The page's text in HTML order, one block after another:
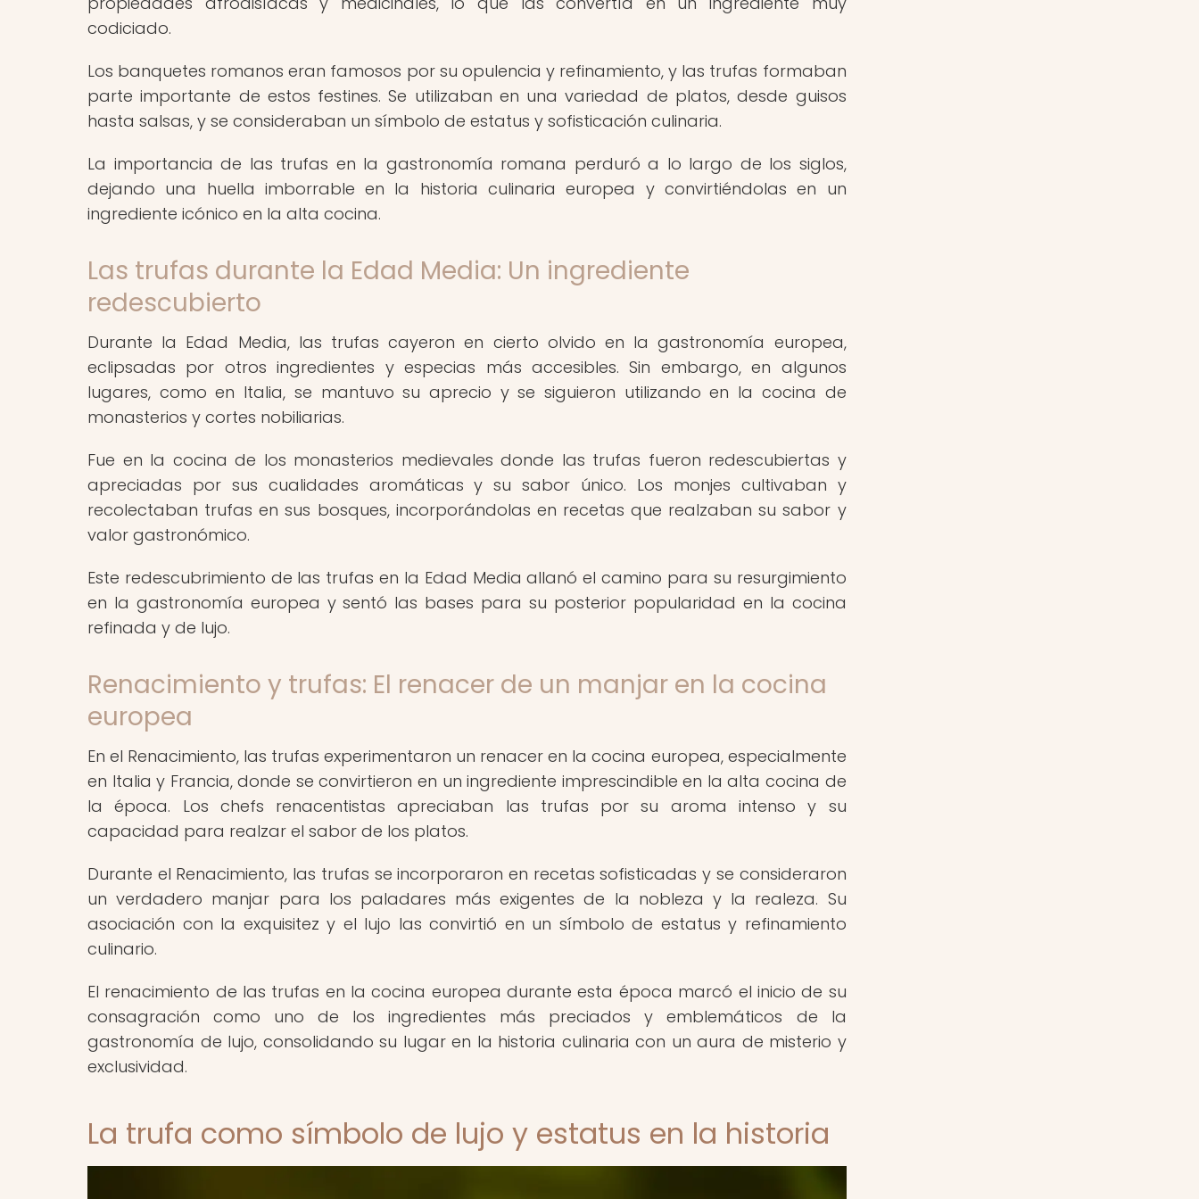
codiciado.
Los banquetes romanos eran famosos por su opulencia y refinamiento, y las trufas formaban
parte importante de estos festines. Se utilizaban en una variedad de platos, desde guisos
hasta salsas, y se consideraban un símbolo de estatus y sofisticación culinaria.
La importancia de las trufas en la gastronomía romana perduró a lo largo de los siglos,
dejando una huella imborrable en la historia culinaria europea y convirtiéndolas en un
ingrediente icónico en la alta cocina.
Las trufas durante la Edad Media: Un ingrediente
redescubierto
Durante la Edad Media, las trufas cayeron en cierto olvido en la gastronomía europea,
eclipsadas por otros ingredientes y especias más accesibles. Sin embargo, en algunos
lugares, como en Italia, se mantuvo su aprecio y se siguieron utilizando en la cocina de
monasterios y cortes nobiliarias.
Fue en la cocina de los monasterios medievales donde las trufas fueron redescubiertas y
apreciadas por sus cualidades aromáticas y su sabor único. Los monjes cultivaban y
recolectaban trufas en sus bosques, incorporándolas en recetas que realzaban su sabor y
valor gastronómico.
Este redescubrimiento de las trufas en la Edad Media allanó el camino para su resurgimiento
en la gastronomía europea y sentó las bases para su posterior popularidad en la cocina
refinada y de lujo.
Renacimiento y trufas: El renacer de un manjar en la cocina
europea
En el Renacimiento, las trufas experimentaron un renacer en la cocina europea, especialmente
en Italia y Francia, donde se convirtieron en un ingrediente imprescindible en la alta cocina de
la época. Los chefs renacentistas apreciaban las trufas por su aroma intenso y su
capacidad para realzar el sabor de los platos.
Durante el Renacimiento, las trufas se incorporaron en recetas sofisticadas y se consideraron
un verdadero manjar para los paladares más exigentes de la nobleza y la realeza. Su
asociación con la exquisitez y el lujo las convirtió en un símbolo de estatus y refinamiento
culinario.
El renacimiento de las trufas en la cocina europea durante esta época marcó el inicio de su
consagración como uno de los ingredientes más preciados y emblemáticos de la
gastronomía de lujo, consolidando su lugar en la historia culinaria con un aura de misterio y
exclusividad.
La trufa como símbolo de lujo y estatus en la historia